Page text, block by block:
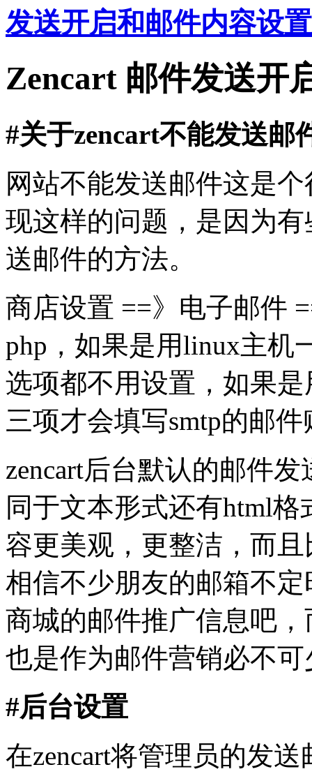
发送开启和邮件内容设置
Zencart 邮件发送开
#关于zencart不能发送邮
网站不能发送邮件这是
现这样的问题，是因为有
送邮件的方法。
商店设置 ==》电子邮件
php，如果是用linux主机
选项都不用设置，如果
三项才会填写smtp的邮
zencart后台默认的邮件
同于文本形式还有html
容更美观，更整洁，而
相信不少朋友的邮箱不
商城的邮件推广信息吧
也是作为邮件营销必不
#后台设置
在zencart将管理员的发